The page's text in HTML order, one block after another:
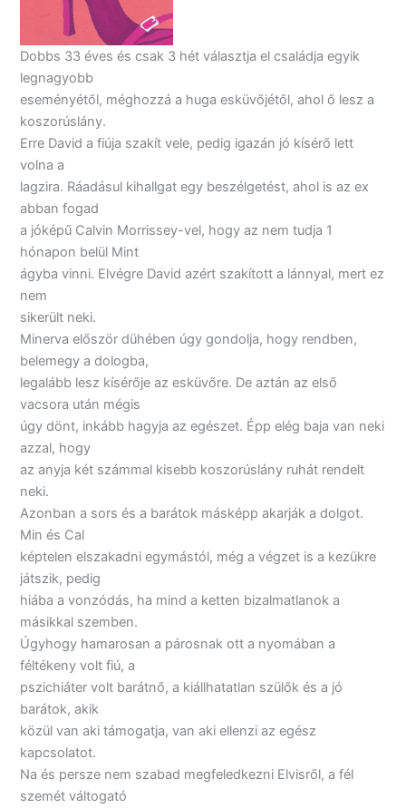
Dobbs 33 éves és csak 3 hét választja el családja egyik
legnagyobb
eseményétől, méghozzá a huga esküvőjétől, ahol ő lesz a
koszorúslány.
Erre David a fiúja szakít vele, pedig igazán jó kísérő lett
volna a
lagzira. Ráadásul kihallgat egy beszélgetést, ahol is az ex
abban fogad
a jóképű Calvin Morrissey-vel, hogy az nem tudja 1
hónapon belül Mint
ágyba vinni. Elvégre David azért szakított a lánnyal, mert ez
nem
sikerült neki.
Minerva először dühében úgy gondolja, hogy rendben,
belemegy a dologba,
legalább lesz kísérője az esküvőre. De aztán az első
vacsora után mégis
úgy dönt, inkább hagyja az egészet. Épp elég baja van neki
azzal, hogy
az anyja két számmal kisebb koszorúslány ruhát rendelt
neki.
Azonban a sors és a barátok másképp akarják a dolgot.
Min és Cal
képtelen elszakadni egymástól, még a végzet is a kezükre
játszik, pedig
hiába a vonzódás, ha mind a ketten bizalmatlanok a
másikkal szemben.
Úgyhogy hamarosan a párosnak ott a nyomában a
féltékeny volt fiú, a
pszichiáter volt barátnő, a kiállhatatlan szülők és a jó
barátok, akik
közül van aki támogatja, van aki ellenzi az egész
kapcsolatot.
Na és persze nem szabad megfeledkezni Elvisről, a fél
szemét váltogató